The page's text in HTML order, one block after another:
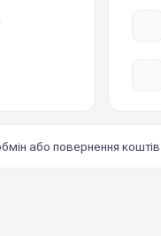
або повернення